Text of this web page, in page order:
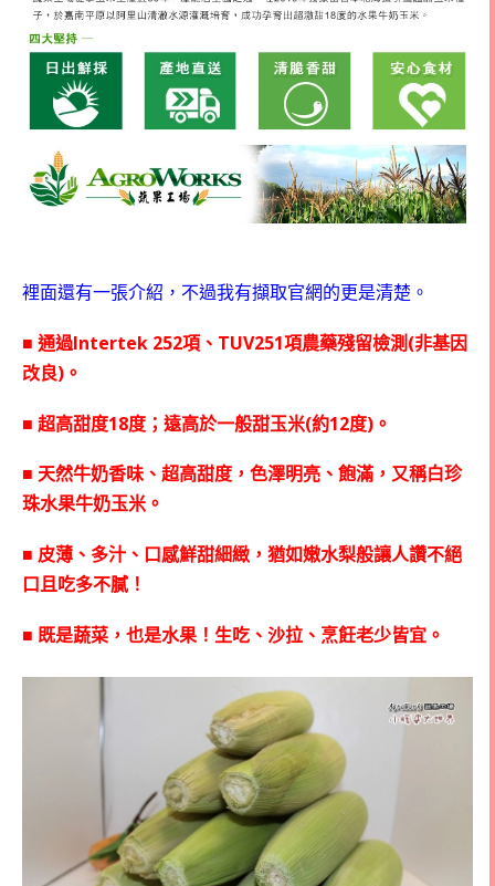
裡面還有一張介紹，不過我有擷取官網的更是清楚。
■ 通過Intertek 252項、 TUV251項農藥殘留檢測 (非基因
改良) 。
■ 超高甜度18度；遠高於一般甜玉米(約12度) 。
■ 天然牛奶香味、超高甜度，色澤明亮、飽滿，又稱白珍
珠水果牛奶玉米。
■ 皮薄、多汁、口感鮮甜細緻，猶如嫩水梨般讓人讚不絕
口且吃多不膩！
■ 既是蔬菜，也是水果！生吃、沙拉、烹飪老少皆宜。